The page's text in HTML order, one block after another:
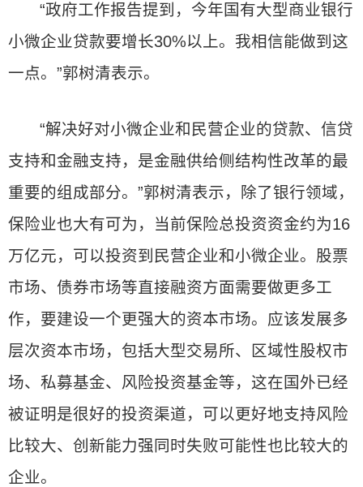
“政府工作报告提到，今年国有大型商业银行
小微企业贷款要增长30%以上。我相信能做到这
一点。”郭树清表示。
“解决好对小微企业和民营企业的贷款、信贷
支持和金融支持，是金融供给侧结构性改革的最
重要的组成部分。”郭树清表示，除了银行领域，
保险业也大有可为，当前保险总投资资金约为16
万亿元，可以投资到民营企业和小微企业。股票
市场、债券市场等直接融资方面需要做更多工
作，要建设一个更强大的资本市场。应该发展多
层次资本市场，包括大型交易所、区域性股权市
场、私募基金、风险投资基金等，这在国外已经
被证明是很好的投资渠道，可以更好地支持风险
比较大、创新能力强同时失败可能性也比较大的
企业。